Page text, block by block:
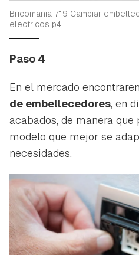
Bricomania 719 Cambiar
electricos p4
Paso 4
En el mercado
de embellecedores, en
acabados, de manera
modelo que mejor se
necesidades.